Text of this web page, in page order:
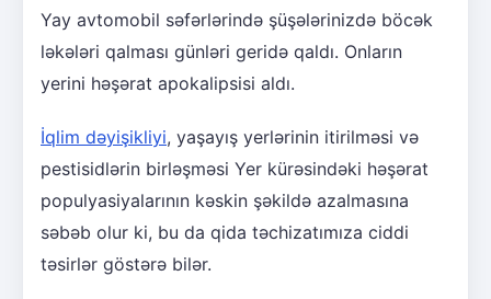
Yay avtomobil səfərlərində şüşələrinizdə böcək
ləkələri qalması günləri geridə qaldı. Onların
yerini həşərat apokalipsisi aldı.
İqlim dəyişikliyi, yaşayış yerlərinin itirilməsi və
pestisidlərin birləşməsi Yer kürəsindəki həşərat
populyasiyalarının kəskin şəkildə azalmasına
səbəb olur ki, bu da qida təchizatımıza ciddi
təsirlər göstərə bilər.